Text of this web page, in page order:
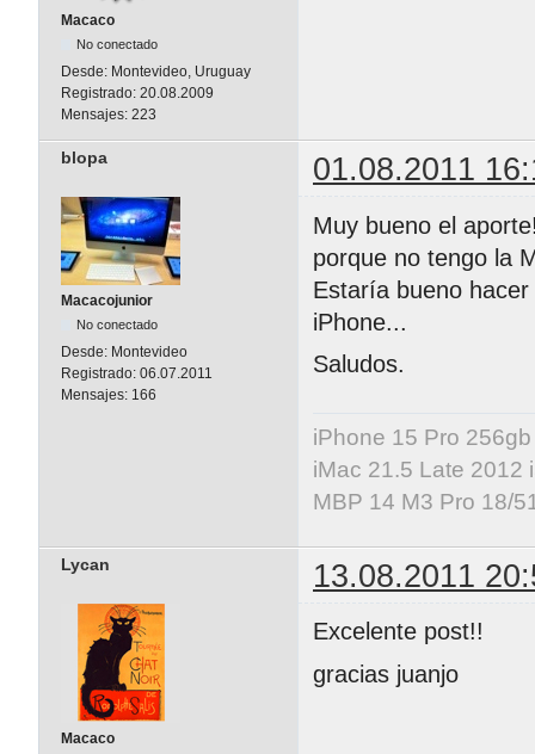
Macaco
No conectado
Desde: Montevideo, Uruguay
Registrado: 20.08.2009
Mensajes: 223
blopa 01.08.2011
Macacojunior
No conectado
Desde: Montevideo
Registrado: 06.07.2011
Mensajes: 166
Muy bueno el
porque no tengo la
Estaría bueno
iPhone...
Saludos.
iPhone 15 Pro 256gb
iMac 21.5 Late 2012
MBP 14 M3 Pro 18/
Lycan 13.08.2011
Macaco
Excelente post!!
gracias juanjo